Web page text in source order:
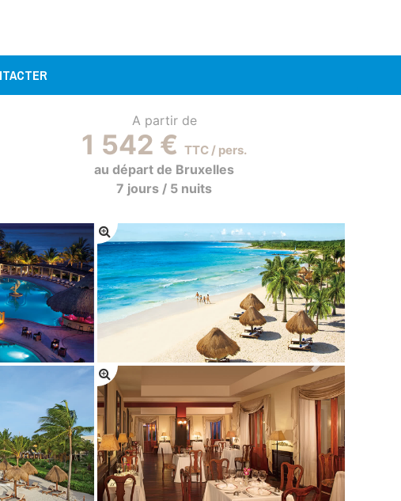
A partir de
1 542 €TTC / pers.
au départ de Bruxelles
7 jours / 5 nuits